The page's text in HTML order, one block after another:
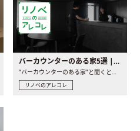
バーカウンターのある家5選 | 日常に馴染む“距離の近い”キッチンとは
“バーカウンターのある家”と聞くと、少し特別な、大人のための..
リノベのアレコレ